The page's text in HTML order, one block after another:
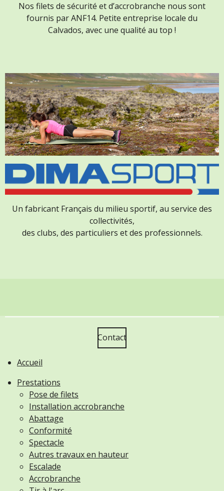
Nos filets de sécurité et d’accrobranche nous sont
fournis par ANF14. Petite entreprise locale du
Calvados, avec une qualité au top !
Un fabricant Français du milieu sportif, au service des
collectivités,
des clubs, des particuliers et des professionnels.
Contact
Accueil
Prestations
Pose de filets
Installation accrobranche
Abattage
Conformité
Spectacle
Autres travaux en hauteur
Escalade
Accrobranche